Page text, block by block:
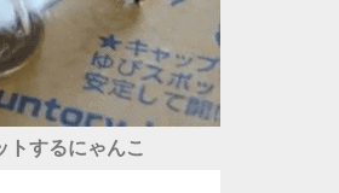
するにゃんこ